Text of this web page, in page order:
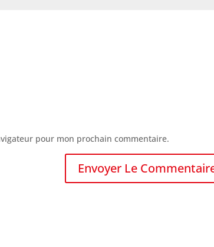
pour mon prochain commentaire.